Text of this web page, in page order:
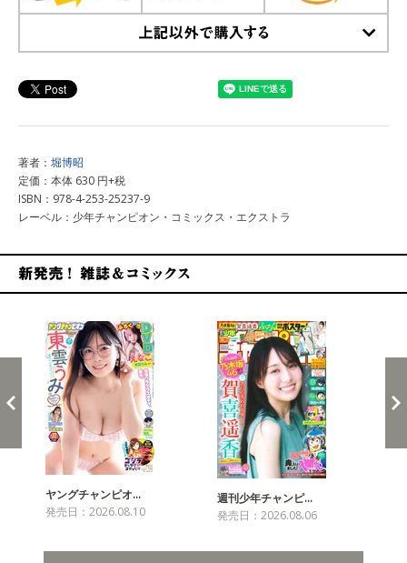
著者： 堀博昭
定価：本体 630 円+税
ISBN：978-4-253-25237-9
レーベル：少年チャンピオン・コミックス・エクストラ
ヤングチャンピオ…
発売日：2026.08.10
週刊少年チャンピ…
発売日：2026.08.06